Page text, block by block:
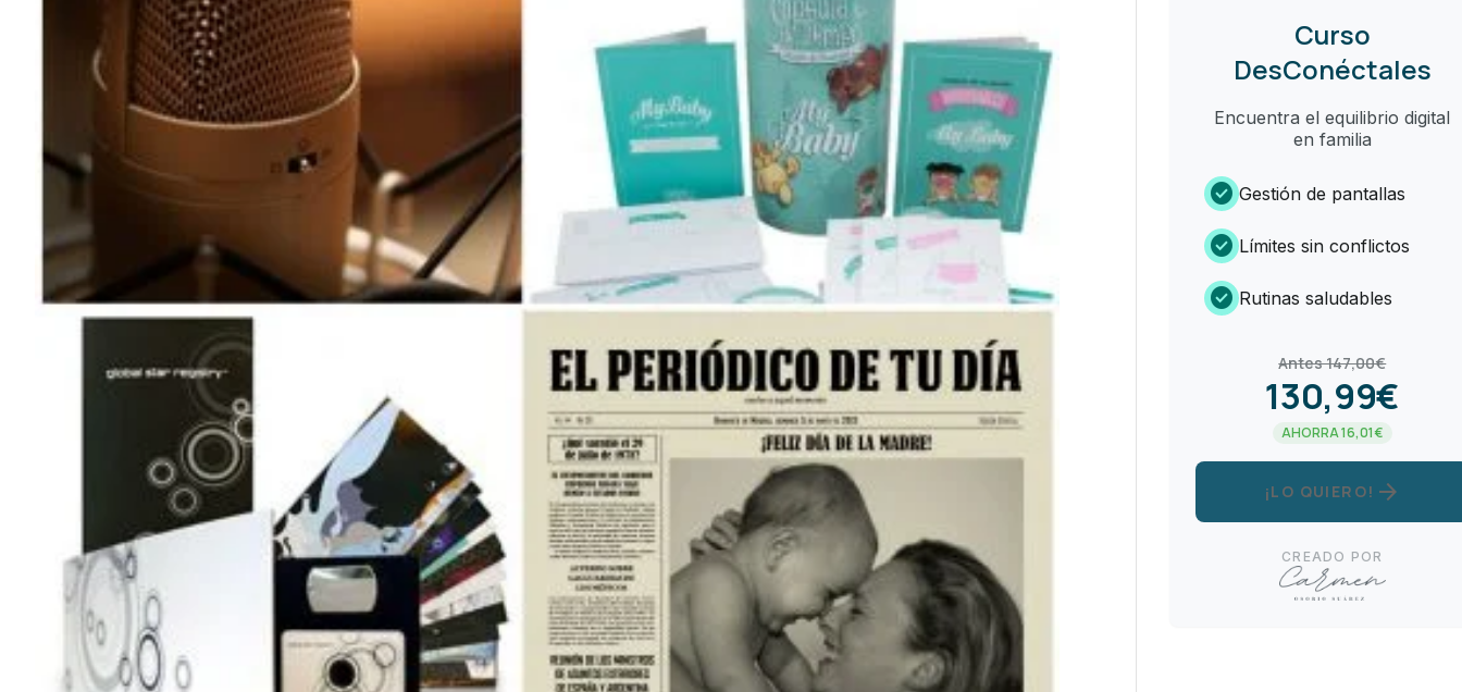
Curso
DesConéctales
Encuentra el equilibrio digital
en familia
check_circle Gestión de pantallas
check_circle Límites sin conflictos
check_circle Rutinas saludables
Antes 147,00€
130,99€
AHORRA 16,01€
¡LO QUIERO! arrow_forward
CREADO POR